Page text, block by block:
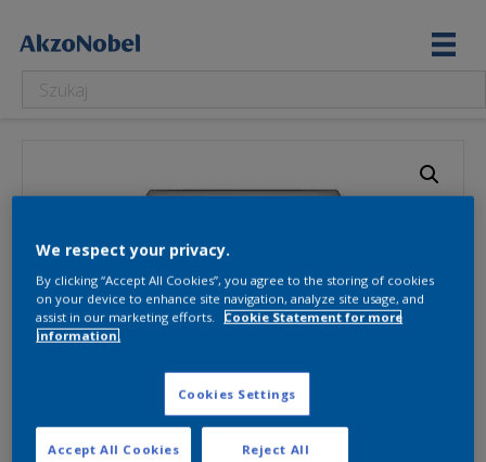
We respect your privacy.
By clicking “Accept All Cookies”, you agree to the storing of cookies
on your device to enhance site navigation, analyze site usage, and
assist in our marketing efforts.
Cookie Statement for more
information.
Cookies Settings
Reject All
Accept All Cookies